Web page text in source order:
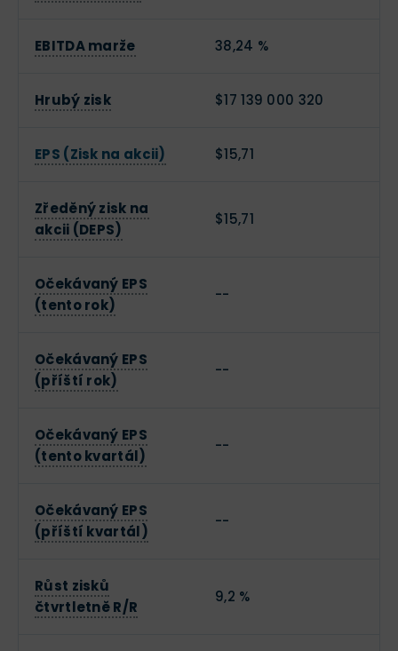
EBITDA marže 38,24 %
Hrubý zisk $17 139 000 320
EPS (Zisk na akcii) $15,71
Zředěný zisk na
akcii (DEPS)
$15,71
Očekávaný EPS
(tento rok)
--
Očekávaný EPS
(příští rok)
--
Očekávaný EPS
(tento kvartál)
--
Očekávaný EPS
(příští kvartál)
--
Růst zisků
čtvrtletně R/R
9,2 %